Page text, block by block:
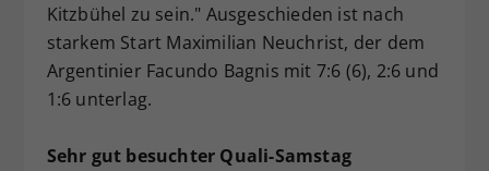
Kitzbühel zu sein." Ausgeschieden ist nach
starkem Start Maximilian Neuchrist, der dem
Argentinier Facundo Bagnis mit 7:6 (6), 2:6 und
1:6 unterlag.
Sehr gut besuchter Quali-Samstag